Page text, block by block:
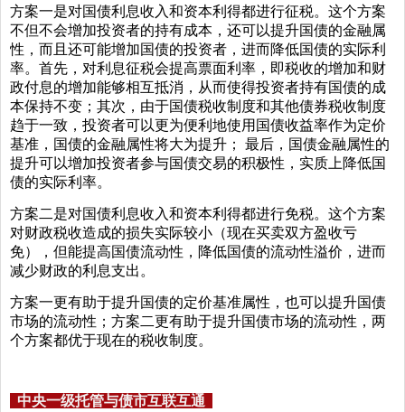
方案一是对国债利息收入和资本利得都进行征税。这个方案
不但不会增加投资者的持有成本，还可以提升国债的金融属
性，而且还可能增加国债的投资者，进而降低国债的实际利
率。首先，对利息征税会提高票面利率，即税收的增加和财
政付息的增加能够相互抵消，从而使得投资者持有国债的成
本保持不变；其次，由于国债税收制度和其他债券税收制度
趋于一致，投资者可以更为便利地使用国债收益率作为定价
基准，国债的金融属性将大为提升； 最后，国债金融属性的
提升可以增加投资者参与国债交易的积极性，实质上降低国
债的实际利率。
方案二是对国债利息收入和资本利得都进行免税。这个方案
对财政税收造成的损失实际较小（现在买卖双方盈收亏
免），但能提高国债流动性，降低国债的流动性溢价，进而
减少财政的利息支出。
方案一更有助于提升国债的定价基准属性，也可以提升国债
市场的流动性；方案二更有助于提升国债市场的流动性，两
个方案都优于现在的税收制度。
中央一级托管与债市互联互通